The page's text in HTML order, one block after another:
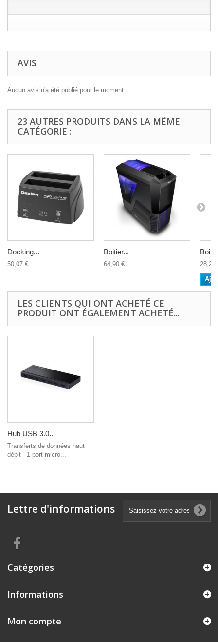
AVIS
Aucun avis n'a été publié pour le moment.
23 AUTRES PRODUITS DANS LA MÊME
CATÉGORIE :
Docking...
50,07 €
Boitier...
64,90 € 28,20
LES CLIENTS QUI ONT ACHETÉ CE
PRODUIT ONT ÉGALEMENT ACHETÉ...
Hub USB 3.0...
Transferts de données haut
débit - 1 port micro...
Lettre d'informations
Catégories
Informations
Mon compte